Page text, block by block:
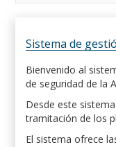
Sistema de
Bienvenido al
de seguridad de la
Desde este
tramitación de los
El sistema ofrece